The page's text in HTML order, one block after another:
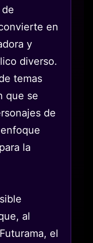
en
y
diverso.
temas
que se
de
la
al
el